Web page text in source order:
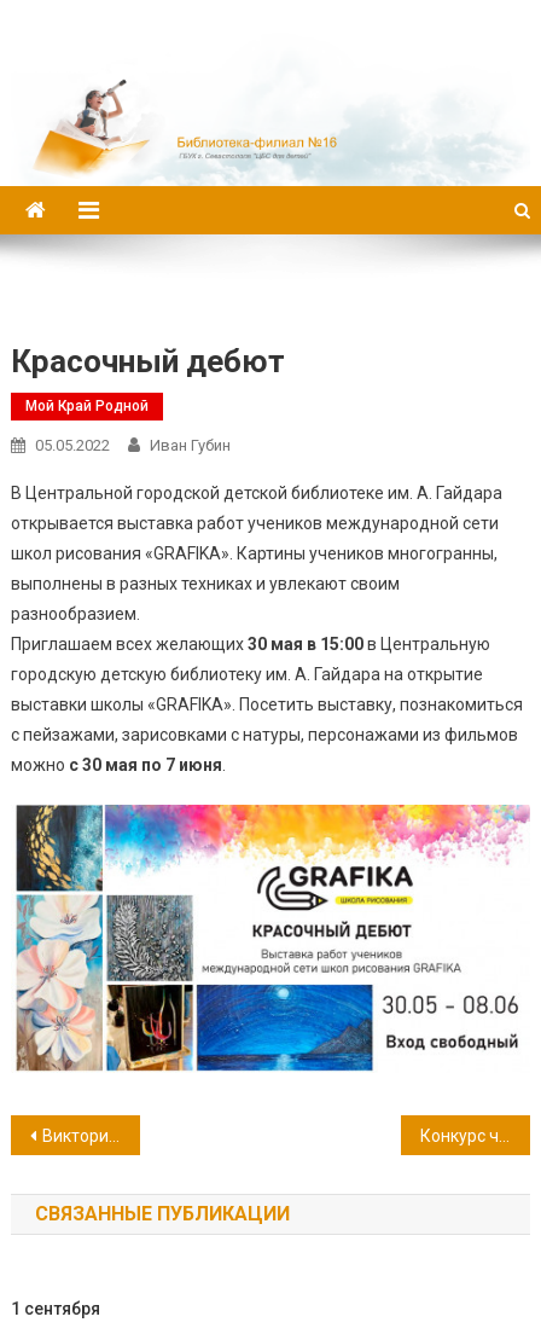
Красочный дебют
Мой Край Родной
05.05.2022 Иван Губин
В Центральной городской детской библиотеке им. А. Гайдара
открывается выставка работ учеников международной сети
школ рисования «GRAFIKA». Картины учеников многогранны,
выполнены в разных техниках и увлекают своим
разнообразием.
Приглашаем всех желающих30 мая в 15:00в Центральную
городскую детскую библиотеку им. А. Гайдара на открытие
выставки школы «GRAFIKA». Посетить выставку, познакомиться
с пейзажами, зарисовками с натуры, персонажами из фильмов
можно с 30 мая по 7 июня
Навигация
по
записям
Викторина «С неба смотрит Солнце миллионы лет, льёт на Землю Солнце и тепло и свет!»
СВЯЗАННЫЕ ПУБЛИКАЦИИ
1 сентября